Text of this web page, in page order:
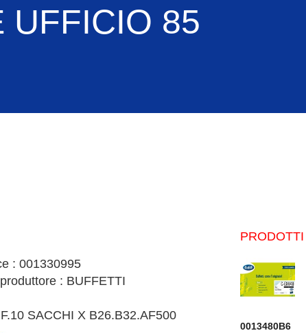
UFFICIO 85
: 001330995
: BUFFETTI
SACCHI X B26.B32.AF500
0013480B6